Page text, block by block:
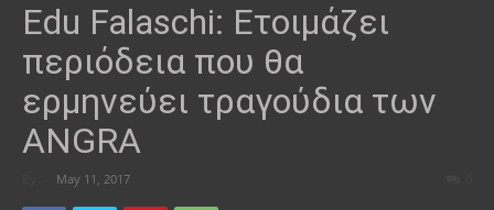
Edu Falaschi: Ετοιμάζει
περιόδεια που θα
ερμηνεύει τραγούδια των
ANGRA
May 11, 2017